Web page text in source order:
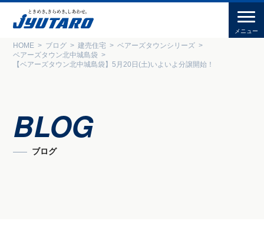
HOME ブログ 建売住宅
ベアーズタウンシリーズ
ベアーズタウン北中城島袋
【ベアーズタウン北中城島袋】5月20日(土)いよいよ分譲開始！
BLOG
ブログ